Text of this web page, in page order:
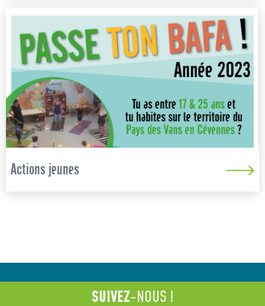
Actions jeunes
SUIVEZ-NOUS !